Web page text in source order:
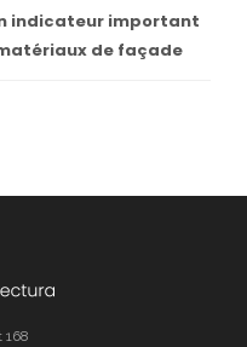
indicateur important
de façade
168